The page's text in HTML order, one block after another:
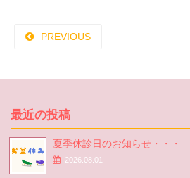
PREVIOUS
最近の投稿
夏季休診日のお知らせ・・・
2026.08.01